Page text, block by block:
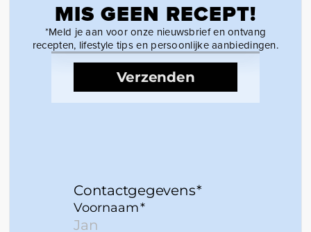
MIS GEEN RECEPT!
*Meld je aan voor onze nieuwsbrief en ontvang
recepten, lifestyle tips en persoonlijke aanbiedingen.